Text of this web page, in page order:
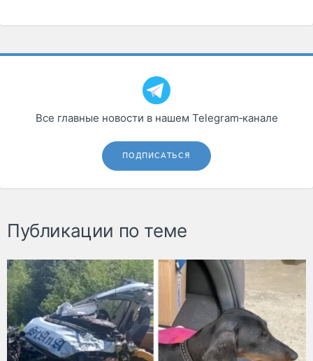
Все главные новости в нашем Telegram‑канале
ПОДПИСАТЬСЯ
Публикации по теме